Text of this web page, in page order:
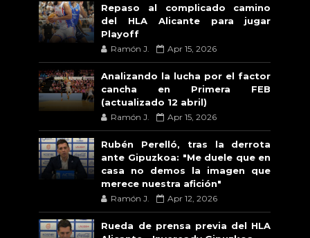
Repaso al complicado camino
del HLA Alicante para jugar
Playoff
Ramón J. Apr 15, 2026
Analizando la lucha por el factor
cancha en Primera FEB
(actualizado 12 abril)
Ramón J. Apr 15, 2026
Rubén Perelló, tras la derrota
ante Gipuzkoa: "Me duele que en
casa no demos la imagen que
merece nuestra afición"
Ramón J. Apr 12, 2026
Rueda de prensa previa del HLA